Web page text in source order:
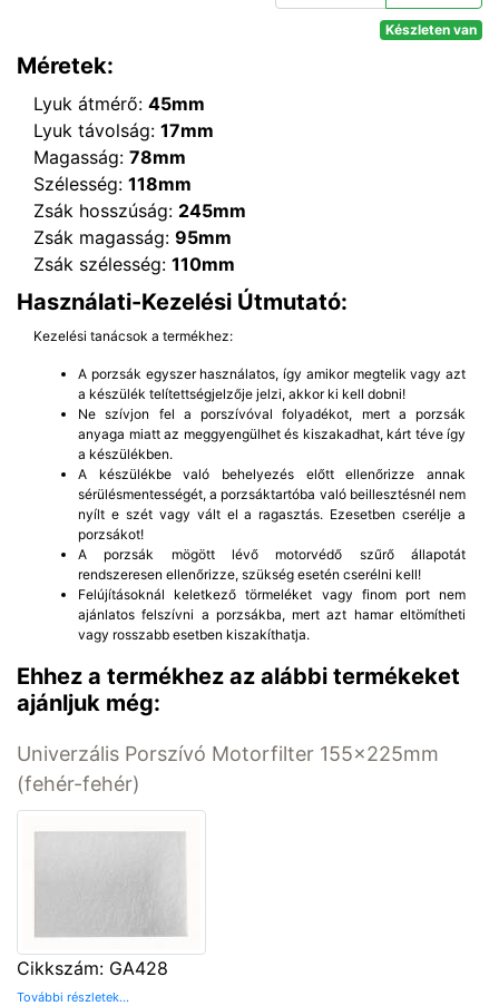
Készleten van
Méretek:
Lyuk átmérő: 45mm
Lyuk távolság: 17mm
Magasság: 78mm
Szélesség: 118mm
Zsák hosszúság: 245mm
Zsák magasság: 95mm
Zsák szélesség: 110mm
Használati-Kezelési Útmutató:
Kezelési tanácsok a termékhez:
A porzsák egyszer használatos, így amikor megtelik vagy azt
a készülék telítettségjelzője jelzi, akkor ki kell dobni!
Ne szívjon fel a porszívóval folyadékot, mert a porzsák
anyaga miatt az meggyengülhet és kiszakadhat, kárt téve így
a készülékben.
A készülékbe való behelyezés előtt ellenőrizze annak
sérülésmentességét, a porzsáktartóba való beillesztésnél nem
nyílt e szét vagy vált el a ragasztás. Ezesetben cserélje a
porzsákot!
A porzsák mögött lévő motorvédő szűrő állapotát
rendszeresen ellenőrizze, szükség esetén cserélni kell!
Felújításoknál keletkező törmeléket vagy finom port nem
ajánlatos felszívni a porzsákba, mert azt hamar eltömítheti
vagy rosszabb esetben kiszakíthatja.
Ehhez a termékhez az alábbi termékeket
ajánljuk még:
Univerzális Porszívó Motorfilter 155x225mm
(fehér-fehér)
Cikkszám: GA428
További részletek...